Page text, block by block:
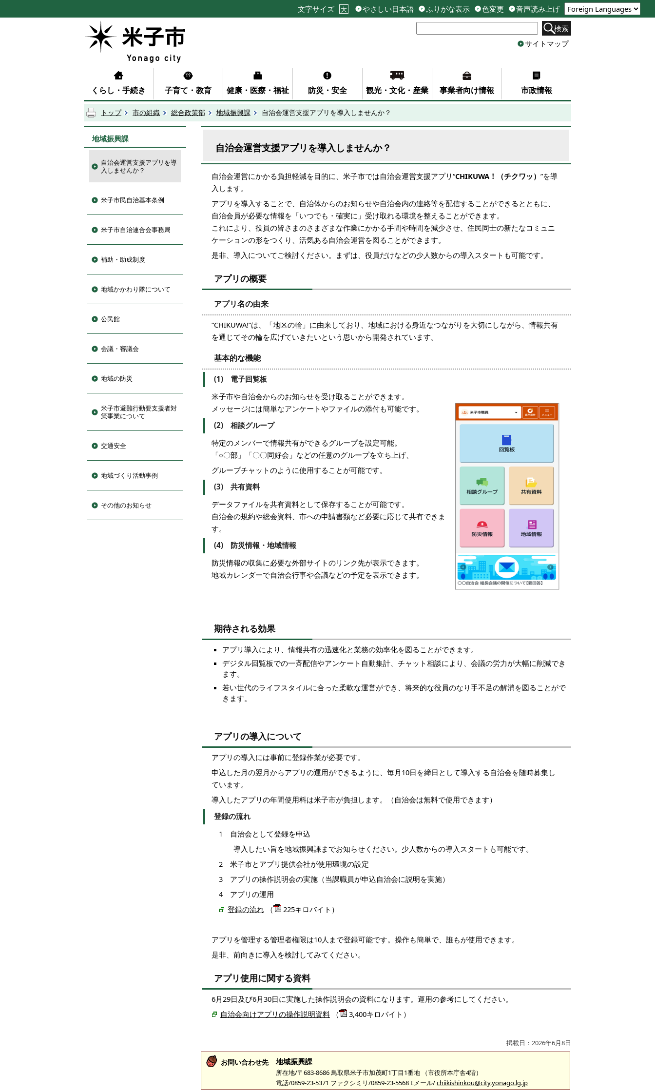
文字サイズ 大 やさしい日本語 ふりがな表示 色変更
音声読み上げ
検索
サイトマップ
くらし・手続き 子育て・教育 健康・医療・福祉 防災・安全 観光・文化・産業 事業者向け情報 市政情報
トップ 市の組織 総合政策部 地域振興課 自治会運営支援アプリを導入しませんか？
地域振興課
自治会運営支援アプリを導
入しませんか？
米子市民自治基本条例
米子市自治連合会事務局
補助・助成制度
地域かかわり隊について
公民館
会議・審議会
地域の防災
米子市避難行動要支援者対
策事業について
交通安全
地域づくり活動事例
その他のお知らせ
自治会運営支援アプリを導入しませんか？
自治会運営にかかる負担軽減を目的に、米子市では自治会運営支援アプリ“CHIKUWA！（チクワッ） ”を導
入します。
アプリを導入することで、自治体からのお知らせや自治会内の連絡等を配信することができるとともに、
自治会員が必要な情報を「いつでも・確実に」受け取れる環境を整えることができます。
これにより、役員の皆さまのさまざまな作業にかかる手間や時間を減少させ、住民同士の新たなコミュニ
ケーションの形をつくり、活気ある自治会運営を図ることができます。
是非、導入についてご検討ください。
まずは、役員だけなどの少人数からの導入スタートも可能です。
アプリの概要
アプリ名の由来
“CHIKUWA!”は、「地区の輪」に由来しており、地域における身近なつながりを大切にしながら、情報共有
を通じてその輪を広げていきたいという思いから開発されています。
基本的な機能
(1) 電子回覧板
米子市や自治会からのお知らせを受け取ることができます。
メッセージには簡単なアンケートやファイルの添付も可能です。
(2) 相談グループ
特定のメンバーで情報共有ができるグループを設定可能。
「○〇部」「〇〇同好会」などの任意のグループを立ち上げ、
グループチャットのように使用することが可能です。
(3) 共有資料
データファイルを共有資料として保存することが可能です。
自治会の規約や総会資料、市への申請書類など必要に応じて共有できま
す。
(4) 防災情報・地域情報
防災情報の収集に必要な外部サイトのリンク先が表示できます。
地域カレンダーで自治会行事や会議などの予定を表示できます。
期待される効果
アプリ導入により、情報共有の迅速化と業務の効率化を図ることができます。
デジタル回覧板での一斉配信やアンケート自動集計、チャット相談により、会議の労力が大幅に削減でき
ます。
若い世代のライフスタイルに合った柔軟な運営ができ、将来的な役員のなり手不足の解消を図ることがで
きます。
アプリの導入について
アプリの導入には事前に登録作業が必要です。
申込した月の翌月からアプリの運用ができるように、毎月10日を締日として導入する自治会を随時募集し
ています。
導入したアプリの年間使用料は米子市が負担します。（自治会は無料で使用できます）
登録の流れ
1 自治会として登録を申込
導入したい旨を地域振興課までお知らせください。少人数からの導入スタートも可能です。
2 米子市とアプリ提供会社が使用環境の設定
3 アプリの操作説明会の実施（当課職員が申込自治会に説明を実施）
4 アプリの運用
登録の流れ （ 225キロバイト）
アプリを管理する管理者権限は10人まで登録可能です。操作も簡単で、誰もが使用できます。
是非、前向きに導入を検討してみてください。
アプリ使用に関する資料
6月29日及び6月30日に実施した操作説明会の資料になります。運用の参考にしてください。
自治会向けアプリの操作説明資料 （ 3,400キロバイト）
掲載日：2026年6月8日
お問い合わせ先 地域振興課
所在地/〒683-8686 鳥取県米子市加茂町1丁目1番地 （市役所本庁舎4階）
電話/0859-23-5371 ファクシミリ/0859-23-5568 Eメール/chiikishinkou@city.yonago.lg.jp